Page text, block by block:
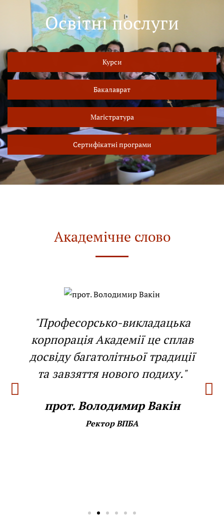
Освітні послуги
Курси
Бакалаврат
Магістратура
Сертифікатні програми
Академічне слово
"Професорсько-викладацька
корпорація Академії це сплав
досвіду багатолітньої традиції
та завзяття нового подиху."
прот. Володимир Вакін
Ректор ВПБА